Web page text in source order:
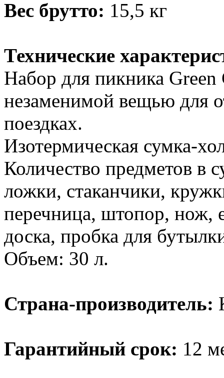
Вес брутто: 15,5 кг
Технические
Набор для пикника Green
незаменимой вещью для
поездках.
Изотермическая сумка-
Количество предметов в
ложки, стаканчики,
перечница, штопор, нож,
доска, пробка для
Объем: 30 л.
Страна-производитель:
Гарантийный срок: 12